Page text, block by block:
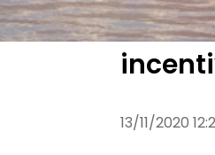
13/11/2020